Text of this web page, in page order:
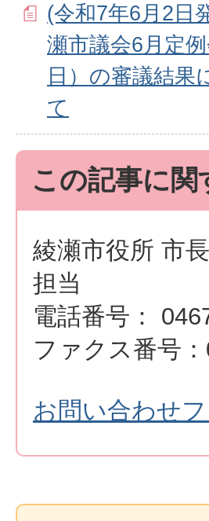
(令和7年6月2日
瀬市議会6月定
日）の審議結果
て
この記事に
綾瀬市役所 市
担当
電話番号：
ファクス番号
お問い合わせ